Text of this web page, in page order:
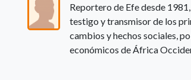
Reportero de Efe desde
testigo y transmisor de los
cambios y hechos sociales,
económicos de África